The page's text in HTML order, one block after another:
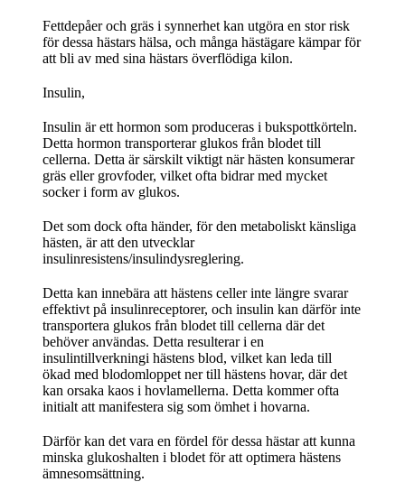
Fettdepåer och gräs i synnerhet kan utgöra en stor risk
för dessa hästars hälsa, och många hästägare kämpar för
att bli av med sina hästars överflödiga kilon.
Insulin,
Insulin är ett hormon som produceras i bukspottkörteln.
Detta hormon transporterar glukos från blodet till
cellerna. Detta är särskilt viktigt när hästen konsumerar
gräs eller grovfoder, vilket ofta bidrar med mycket
socker i form av glukos.
Det som dock ofta händer, för den metaboliskt känsliga
hästen, är att den utvecklar
insulinresistens/insulindysreglering.
Detta kan innebära att hästens celler inte längre svarar
effektivt på insulinreceptorer, och insulin kan därför inte
transportera glukos från blodet till cellerna där det
behöver användas. Detta resulterar i en
insulintillverkningi hästens blod, vilket kan leda till
ökad med blodomloppet ner till hästens hovar, där det
kan orsaka kaos i hovlamellerna. Detta kommer ofta
initialt att manifestera sig som ömhet i hovarna.
Därför kan det vara en fördel för dessa hästar att kunna
minska glukoshalten i blodet för att optimera hästens
ämnesomsättning.